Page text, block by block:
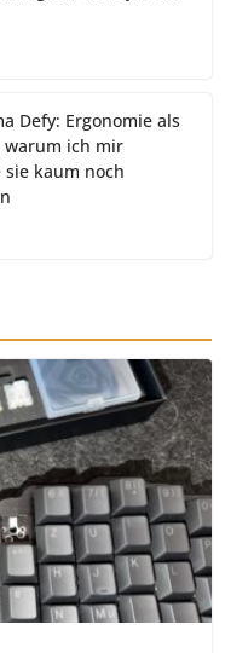
Defy: Ergonomie als
warum ich mir
kaum noch